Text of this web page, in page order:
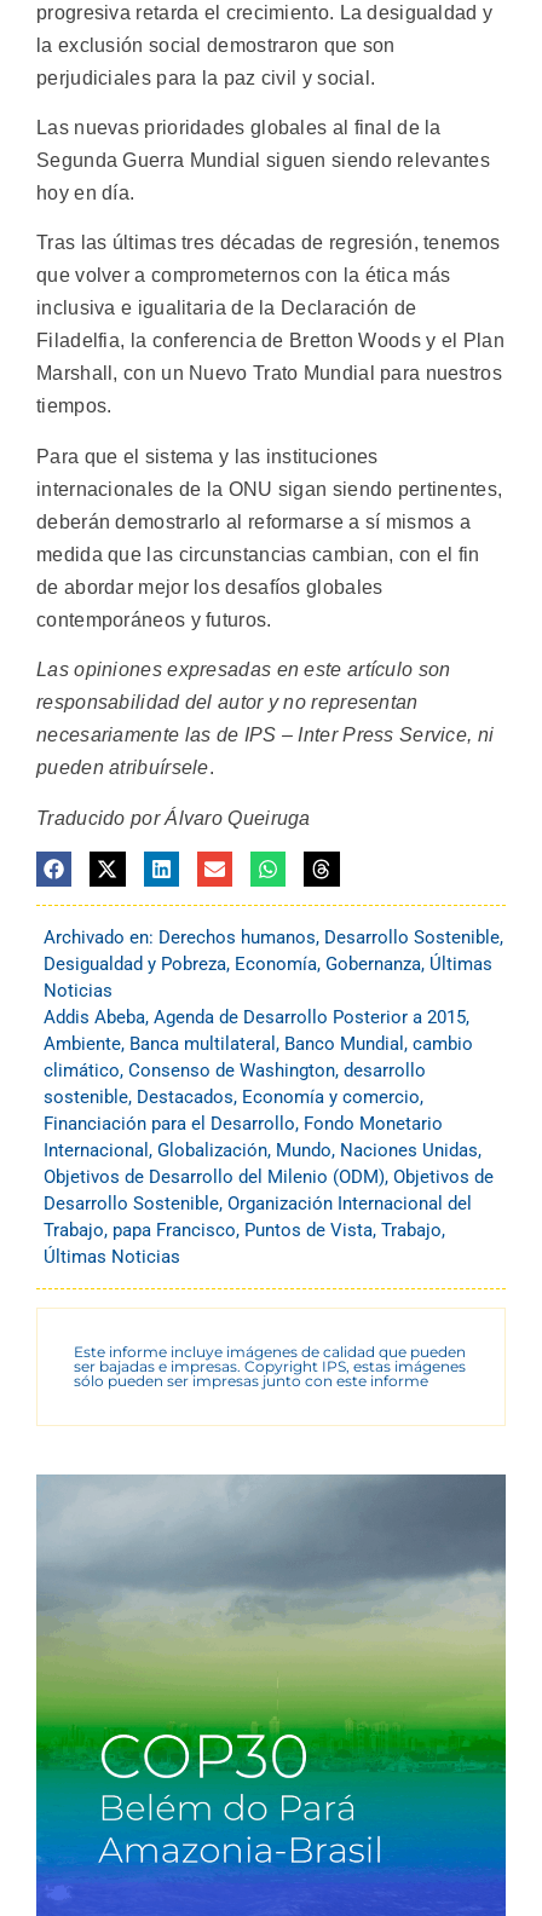
progresiva retarda el crecimiento. La desigualdad y
la exclusión social demostraron que son
perjudiciales para la paz civil y social.
Las nuevas prioridades globales al final de la
Segunda Guerra Mundial siguen siendo relevantes
hoy en día.
Tras las últimas tres décadas de regresión, tenemos
que volver a comprometernos con la ética más
inclusiva e igualitaria de la Declaración de
Filadelfia, la conferencia de Bretton Woods y el Plan
Marshall, con un Nuevo Trato Mundial para nuestros
tiempos.
Para que el sistema y las instituciones
internacionales de la ONU sigan siendo pertinentes,
deberán demostrarlo al reformarse a sí mismos a
medida que las circunstancias cambian, con el fin
de abordar mejor los desafíos globales
contemporáneos y futuros.
Las opiniones expresadas en este artículo son
responsabilidad del autor y no representan
necesariamente las de IPS – Inter Press Service, ni
pueden atribuírsele.
Traducido por Álvaro Queiruga
Archivado en: Derechos humanos, Desarrollo Sostenible,
Desigualdad y Pobreza, Economía, Gobernanza, Últimas
Noticias
Addis Abeba, Agenda de Desarrollo Posterior a 2015,
Ambiente, Banca multilateral , Banco Mundial , cambio
climático, Consenso de Washington, desarrollo
sostenible, Destacados, Economía y comercio,
Financiación para el Desarrollo, Fondo Monetario
Internacional , Globalización, Mundo, Naciones Unidas,
Objetivos de Desarrollo del Milenio (ODM), Objetivos de
Desarrollo Sostenible, Organización Internacional del
Trabajo, papa Francisco, Puntos de Vista, Trabajo,
Últimas Noticias
Este informe incluye imágenes de calidad que pueden
ser bajadas e impresas. Copyright IPS, estas imágenes
sólo pueden ser impresas junto con este informe